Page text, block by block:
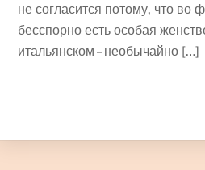
не согласится потому, что во
бесспорно есть особая
итальянском – необычайно […]